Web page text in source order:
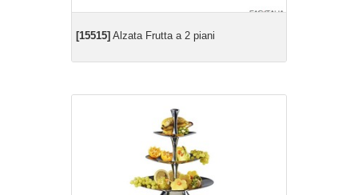
[15515] Alzata Frutta a 2 piani